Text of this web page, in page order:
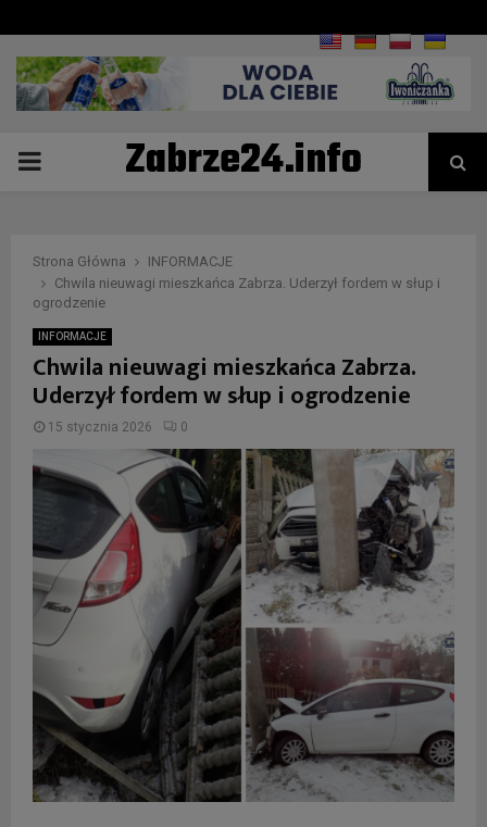
PRIMARYZabrze24.info
Strona Główna
INFORMACJE
Chwila nieuwagi mieszkańca Zabrza. Uderzył fordem w słup i
ogrodzenie
INFORMACJE
Chwila nieuwagi mieszkańca Zabrza.
Uderzył fordem w słup i ogrodzenie
15 stycznia 2026 0